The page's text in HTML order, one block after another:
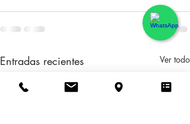
Entradas recientes Ver todo